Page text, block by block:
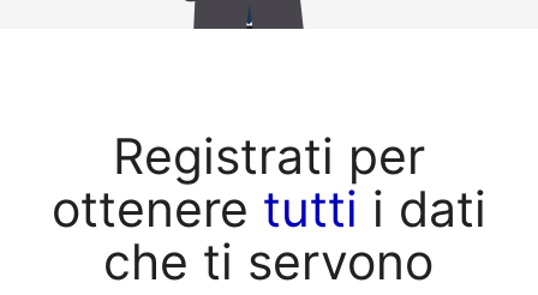
Registrati per
ottenere tutti i dati
che ti servono